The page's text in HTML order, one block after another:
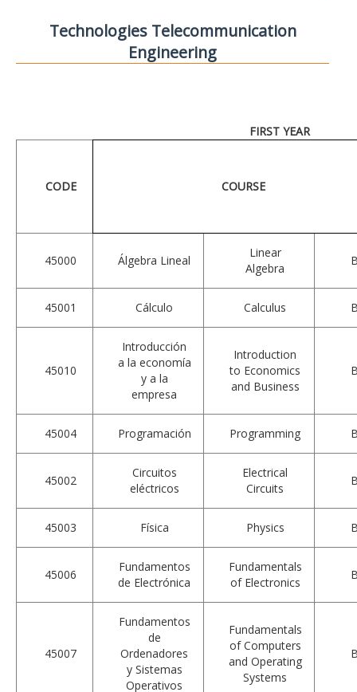
Technologies Telecommunication
Engineering
CODE COURSE
45000 Álgebra Lineal
Linear
Algebra
45001 Cálculo Calculus
45010
Introducción
a la economía
y a la
empresa
Introduction
to Economics
and Business
45004 Programación Programming
45002
Circuitos
eléctricos
Electrical
Circuits
45003 Física Physics
45006
Fundamentos
de Electrónica
Fundamentals
of Electronics
45007
Fundamentos
de
Ordenadores
y Sistemas
Operativos
Fundamentals
of Computers
and Operating
Systems
FIRST YEAR